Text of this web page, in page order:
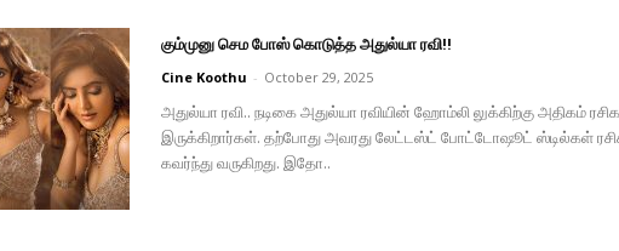
கும்முனு செம போஸ் கொடுத்த அதுல்யா ரவி!!
Cine Koothu - October 29, 2025
அதுல்யா ரவி.. நடிகை அதுல்யா ரவியின் ஹோம்லி லுக்கிற்கு அதிகம்
இருக்கிறார்கள். தற்போது அவரது லேட்டஸ்ட் போட்டோஷூட் ஸ்டில்கள்
கவர்ந்து வருகிறது. இதோ..